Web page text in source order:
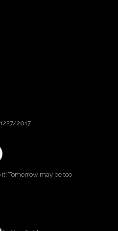
2017
it! Tomorrow may be too